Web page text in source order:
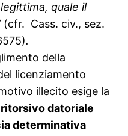
quale il
(cfr. Cass. civ., sez.
.
della
licenziamento
illecito esige la
ritorsivo datoriale
determinativa